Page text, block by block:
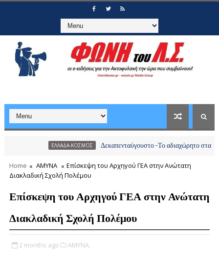
ΕΛΛΑΔΑ-ΚΟΣΜΟΣ Δεκαπενταύγουστο -Το αδιαχώρητο στα λιμάνια,
Home ΑΜΥΝΑ
Επίσκεψη του Αρχηγού ΓΕΑ στην Ανώτατη
Διακλαδική Σχολή Πολέμου
Επίσκεψη του Αρχηγού ΓΕΑ στην Ανώτατη
Διακλαδική Σχολή Πολέμου
2 months ago ΑΜΥΝΑ,